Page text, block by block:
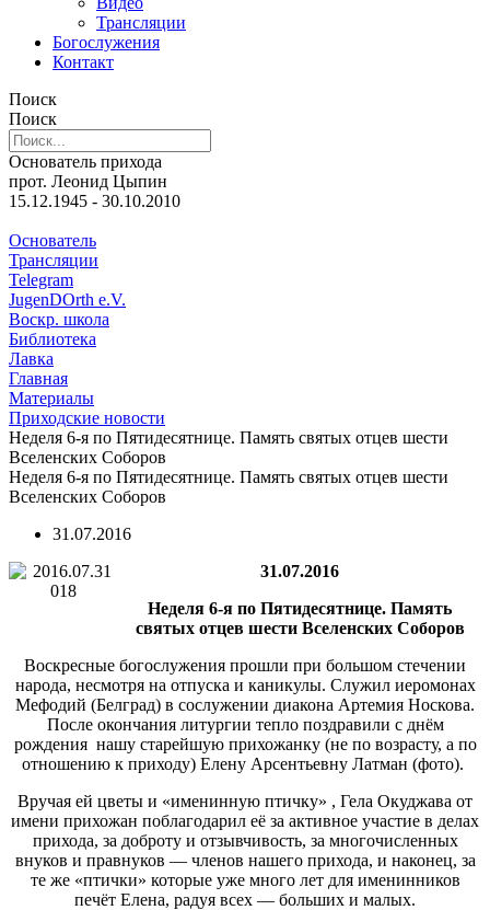
Трансляции
Богослужения
Контакт
Поиск
Поиск
Основатель прихода
прот. Леонид Цыпин
15.12.1945 - 30.10.2010
Основатель
Трансляции
Telegram
JugenDOrth e.V.
Воскр. школа
Библиотека
Лавка
Главная
Материалы
Приходские новости
Неделя 6-я по Пятидесятнице. Память святых отцев шести
Вселенских Соборов
Неделя 6-я по Пятидесятнице. Память святых отцев шести
Вселенских Соборов
31.07.2016
31.07.2016
Неделя 6-я по Пятидесятнице. Память
святых отцев шести Вселенских Соборов
Воскресные богослужения прошли при большом стечении
народа, несмотря на отпуска и каникулы. Служил иеромонах
Мефодий (Белград) в сослужении диакона Артемия Носкова.
После окончания литургии тепло поздравили с днём
рождения нашу старейшую прихожанку (не по возрасту, а по
отношению к приходу) Елену Арсентьевну Латман (фото).
Вручая ей цветы и «именинную птичку» , Гела Окуджава от
имени прихожан поблагодарил её за активное участие в делах
прихода, за доброту и отзывчивость, за многочисленных
внуков и правнуков — членов нашего прихода, и наконец, за
те же «птички» которые уже много лет для именинников
печёт Елена, радуя всех — больших и малых.